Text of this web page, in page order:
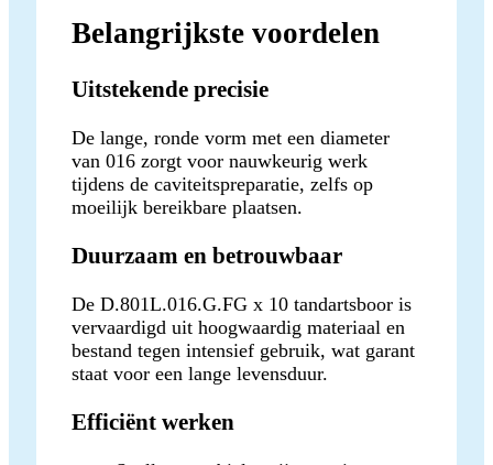
Belangrijkste voordelen
Uitstekende precisie
De lange, ronde vorm met een diameter
van 016 zorgt voor nauwkeurig werk
tijdens de caviteitspreparatie, zelfs op
moeilijk bereikbare plaatsen.
Duurzaam en betrouwbaar
De D.801L.016.G.FG x 10 tandartsboor is
vervaardigd uit hoogwaardig materiaal en
bestand tegen intensief gebruik, wat garant
staat voor een lange levensduur.
Efficiënt werken